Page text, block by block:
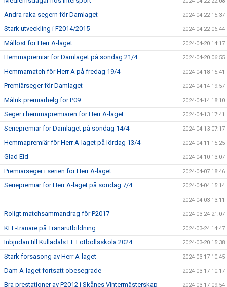
Andra raka segern för Damlaget 2024-04-22 15:37
Stark utveckling i F2014/2015 2024-04-22 06:44
Mållöst för Herr A-laget 2024-04-20 14:17
Hemmapremiär för Damlaget på söndag 21/4 2024-04-20 06:55
Hemmamatch för Herr A på fredag 19/4 2024-04-18 15:41
Premiärseger för Damlaget 2024-04-14 19:57
Målrik premiärhelg för P09 2024-04-14 18:10
Seger i hemmapremiären för Herr A-laget 2024-04-13 17:41
Seriepremiär för Damlaget på söndag 14/4 2024-04-13 07:17
Hemmapremiär för Herr A-laget på lördag 13/4 2024-04-11 15:25
Glad Eid 2024-04-10 13:07
Premiärseger i serien för Herr A-laget 2024-04-07 18:46
Seriepremiär för Herr A-laget på söndag 7/4 2024-04-04 15:14
2024-04-03 13:11
Roligt matchsammandrag för P2017 2024-03-24 21:07
KFF-tränare på Tränarutbildning 2024-03-24 14:47
Inbjudan till Kulladals FF Fotbollsskola 2024 2024-03-20 15:38
Stark försäsong av Herr A-laget 2024-03-17 10:45
Dam A-laget fortsatt obesegrade 2024-03-17 10:17
Bra prestationer av P2012 i Skånes Vintermästerskap 2024-03-17 09:54